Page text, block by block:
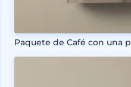
Paquete de Café con una